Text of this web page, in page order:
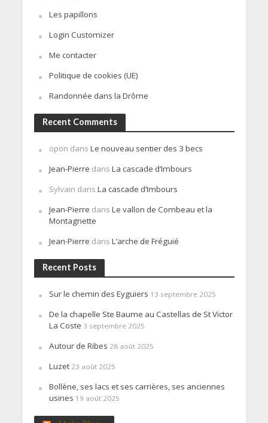
Les papillons
Login Customizer
Me contacter
Politique de cookies (UE)
Randonnée dans la Drôme
Recent Comments
opon dans Le nouveau sentier des 3 becs
Jean-Pierre dans La cascade d’Imbours
Sylvain dans La cascade d’Imbours
Jean-Pierre dans Le vallon de Combeau et la
Montagnette
Jean-Pierre dans L’arche de Fréguié
Recent Posts
Sur le chemin des Eyguiers 13 septembre 2025
De la chapelle Ste Baume au Castellas de St Victor
La Coste 3 septembre 2025
Autour de Ribes 28 août 2025
Luzet 23 août 2025
Bollène, ses lacs et ses carrières, ses anciennes
usines 19 août 2025